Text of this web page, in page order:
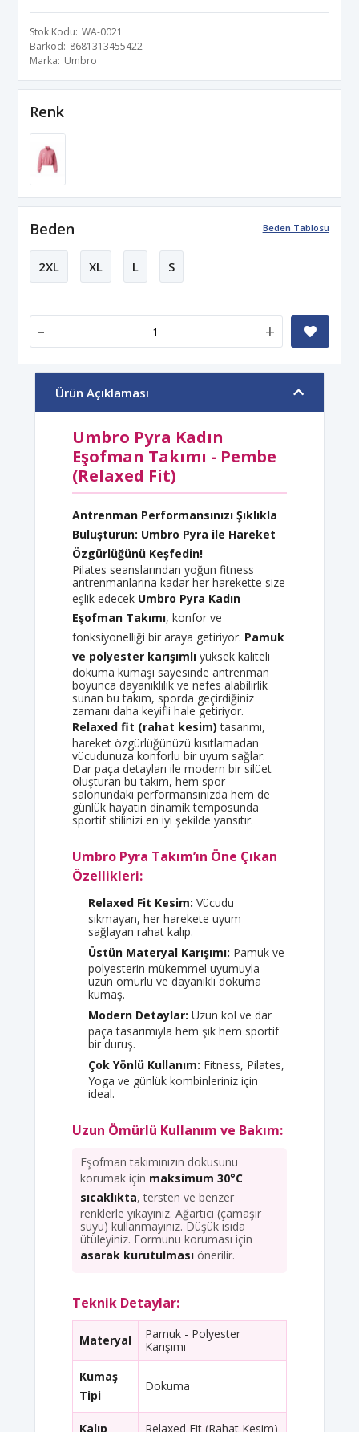
Stok Kodu WA-0021
Barkod 8681313455422
Marka Umbro
Renk
Beden Tablosu
Beden
2XL XL L S
- +
Ürün Açıklaması
Umbro Pyra Kadın
Eşofman Takımı - Pembe
(Relaxed Fit)
Antrenman Performansınızı Şıklıkla
Buluşturun: Umbro Pyra ile Hareket
Özgürlüğünü Keşfedin!
Pilates seanslarından yoğun fitness
antrenmanlarına kadar her harekette size
eşlik edecek Umbro Pyra Kadın
Eşofman Takımı, konfor ve
fonksiyonelliği bir araya getiriyor. Pamuk
ve polyester karışımlıyüksek kaliteli
dokuma kumaşı sayesinde antrenman
boyunca dayanıklılık ve nefes alabilirlik
sunan bu takım, sporda geçirdiğiniz
zamanı daha keyifli hale getiriyor.
Relaxed fit (rahat kesim) tasarımı,
hareket özgürlüğünüzü kısıtlamadan
vücudunuza konforlu bir uyum sağlar.
Dar paça detayları ile modern bir silüet
oluşturan bu takım, hem spor
salonundaki performansınızda hem de
günlük hayatın dinamik temposunda
sportif stilinizi en iyi şekilde yansıtır.
Umbro Pyra Takım’ın Öne Çıkan
Özellikleri:
Relaxed Fit Kesim: Vücudu
sıkmayan, her harekete uyum
sağlayan rahat kalıp.
Üstün Materyal Karışımı: Pamuk ve
polyesterin mükemmel uyumuyla
uzun ömürlü ve dayanıklı dokuma
kumaş.
Modern Detaylar: Uzun kol ve dar
paça tasarımıyla hem şık hem sportif
bir duruş.
Çok Yönlü Kullanım: Fitness, Pilates,
Yoga ve günlük kombinleriniz için
ideal.
Uzun Ömürlü Kullanım ve Bakım:
Eşofman takımınızın dokusunu
korumak için maksimum 30°C
sıcaklıkta, tersten ve benzer
renklerle yıkayınız. Ağartıcı (çamaşır
suyu) kullanmayınız. Düşük ısıda
ütüleyiniz. Formunu koruması için
asarak kurutulmasıönerilir.
Teknik Detaylar:
Materyal
Pamuk - Polyester
Karışımı
Kumaş
Tipi
Dokuma
Kalıp Relaxed Fit (Rahat Kesim)